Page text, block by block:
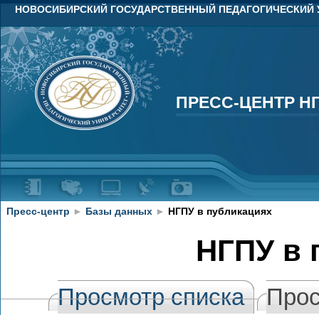
НОВОСИБИРСКИЙ ГОСУДАРСТВЕННЫЙ ПЕДАГОГИЧЕСКИЙ
ПРЕСС-ЦЕНТР
ПРЕСС-ЦЕНТР
Пресс-центр ► Базы данных ► НГПУ в публикациях
НГПУ в
Просмотр списка